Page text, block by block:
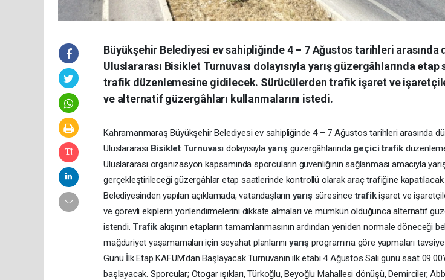
Büyükşehir Belediyesi ev sahipliğinde 4 – 7 Ağustos tarihleri arasında
Uluslararası Bisiklet Turnuvası dolayısıyla yarış güzergâhlarında
trafik düzenlemesine gidilecek. Sürücülerden trafik işaret ve
ve alternatif güzergâhları kullanmalarını istedi.
Kahramanmaraş Büyükşehir Belediyesi ev sahipliğinde 4 – 7 Ağustos tarihleri arasında
Uluslararası Bisiklet Turnuvası dolayısıyla yarış güzergâhlarında geçicitrafik
Uluslararası organizasyon kapsamında sporcuların güvenliğinin sağlanması amacıyla
gerçekleştirileceği güzergâhlar etap saatlerinde kontrollü olarak araç trafiğine
Belediyesinden yapılan açıklamada, vatandaşların yarış süresincetrafikişaret ve
ve görevli ekiplerin yönlendirmelerini dikkate almaları ve mümkün olduğunca alternatif
istendi. Trafikakışının etapların tamamlanmasının ardından yeniden normale döneceği
mağduriyet yaşamamaları için seyahat planlarını yarış programına göre yapmaları
Günü İlk Etap KAFUM’dan Başlayacak Turnuvanın ilk etabı 4 Ağustos Salı günü saat
başlayacak. Sporcular; Otogar ışıkları, Türkoğlu, Beyoğlu Mahallesi dönüşü, Demirciler,